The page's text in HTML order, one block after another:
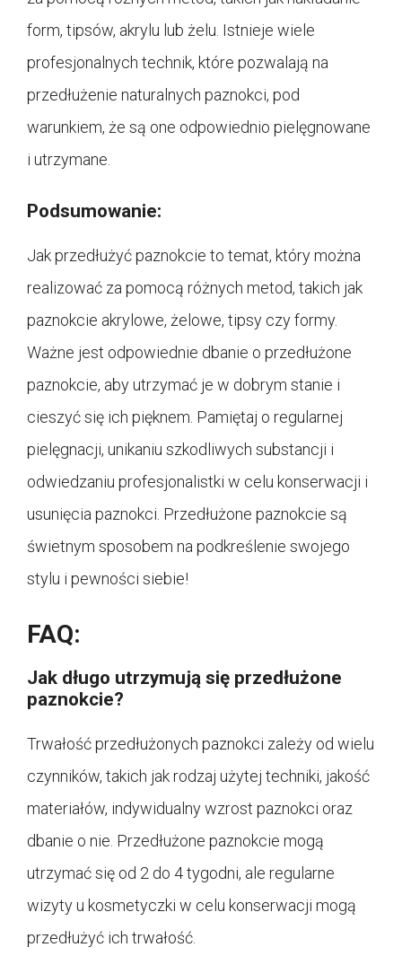
form, tipsów, akrylu lub żelu. Istnieje wiele
profesjonalnych technik, które pozwalają na
przedłużenie naturalnych paznokci, pod
warunkiem, że są one odpowiednio pielęgnowane
i utrzymane.
Podsumowanie:
Jak przedłużyć paznokcie to temat, który można
realizować za pomocą różnych metod, takich jak
paznokcie akrylowe, żelowe, tipsy czy formy.
Ważne jest odpowiednie dbanie o przedłużone
paznokcie, aby utrzymać je w dobrym stanie i
cieszyć się ich pięknem. Pamiętaj o regularnej
pielęgnacji, unikaniu szkodliwych substancji i
odwiedzaniu profesjonalistki w celu konserwacji i
usunięcia paznokci. Przedłużone paznokcie są
świetnym sposobem na podkreślenie swojego
stylu i pewności siebie!
FAQ:
Jak długo utrzymują się przedłużone
paznokcie?
Trwałość przedłużonych paznokci zależy od wielu
czynników, takich jak rodzaj użytej techniki, jakość
materiałów, indywidualny wzrost paznokci oraz
dbanie o nie. Przedłużone paznokcie mogą
utrzymać się od 2 do 4 tygodni, ale regularne
wizyty u kosmetyczki w celu konserwacji mogą
przedłużyć ich trwałość.